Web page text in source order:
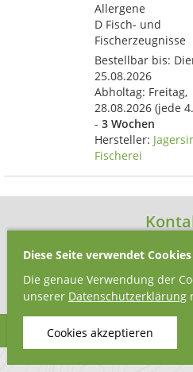
Allergene
D Fisch- und
Fischerzeugnisse
Bestellbar bis:
25.08.2026
Abholtag: Freitag,
28.08.2026(jede
- 3 Wochen
Hersteller:
Fischerei
FoodCoop
4810
Diese Seite verwendet Cookies
Die genaue Verwendung der
unserer Datenschutzerklärung
Cookies akzeptieren